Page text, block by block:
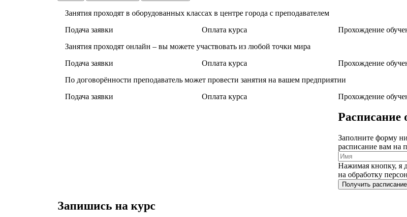
Занятия проходят в оборудованных классах в центре города с преподавателем
Подача заявки
Оплата курса Прохождение
Занятия проходят онлайн – вы можете участвовать из любой точки мира
Подача заявки
Оплата курса Прохождение
По договорённости преподаватель может провести занятия на вашем предприятии
Подача заявки
Оплата курса Прохождение
Расписание
Заполните форму
расписание вам на
Нажимая кнопку, я
на обработку
Запишись на курс